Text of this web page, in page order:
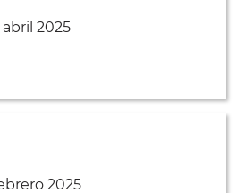
abril 2025
2025